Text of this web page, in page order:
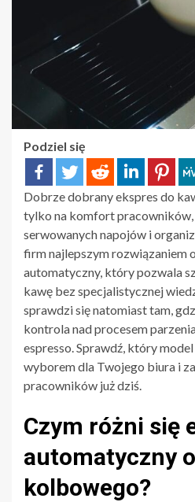
Podziel się
Dobrze dobrany ekspres do
tylko na komfort pracowników,
serwowanych napojów i
firm najlepszym rozwiązaniem
automatyczny, który pozwala
kawę bez specjalistycznej
sprawdzi się natomiast tam,
kontrola nad procesem
espresso. Sprawdź, który
wyborem dla Twojego biura i
pracowników już dziś.
Czym różni się
automatyczny
kolbowego?